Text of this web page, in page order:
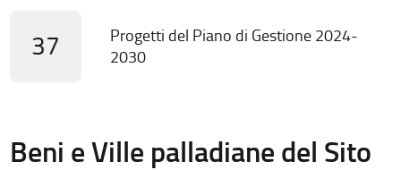
37
Progetti del Piano di Gestione 2024-
2030
Beni e Ville palladiane del Sito